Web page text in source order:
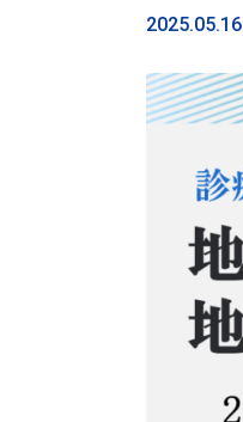
2025.05.16